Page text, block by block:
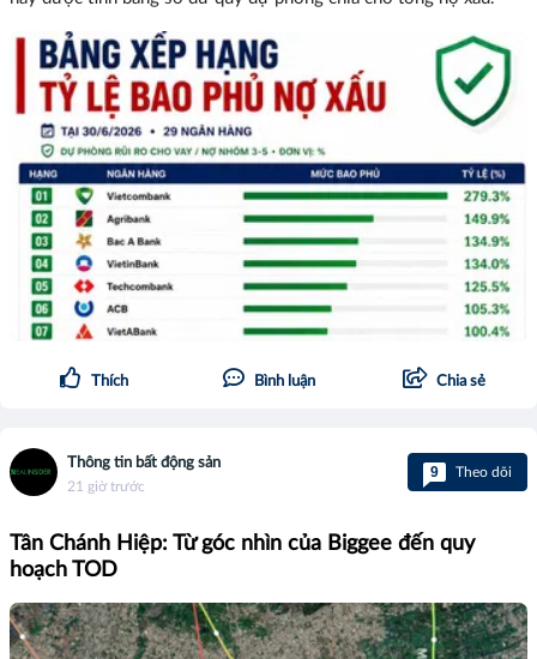
Thích Bình luận Chia sẻ
Thông tin bất động sản
21 giờ trước
9 Theo dõi
Tân Chánh Hiệp: Từ góc nhìn của Biggee đến quy
hoạch TOD